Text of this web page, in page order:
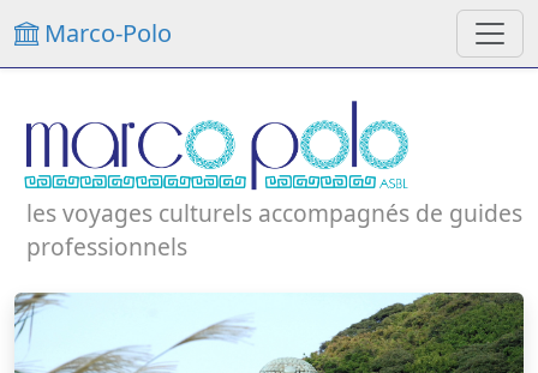
Marco-Polo
les voyages culturels accompagnés de guides
professionnels